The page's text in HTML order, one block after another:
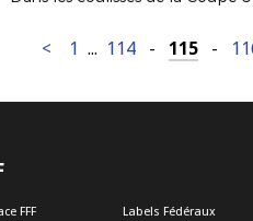
< 1 ... 114 - 115 -
FFF
Labels Fédéraux